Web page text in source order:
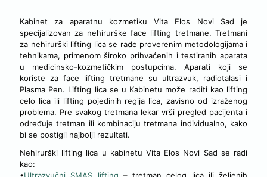
Kabinet za aparatnu kozmetiku Vita Elos Novi Sad je
specijalizovan za nehirurške face lifting tretmane. Tretmani
za nehirurški lifting lica se rade proverenim metodologijama i
tehnikama, primenom široko prihvaćenih i testiranih aparata
u medicinsko-kozmetičkim postupcima. Aparati koji se
koriste za face lifting tretmane su ultrazvuk, radiotalasi i
Plasma Pen. Lifting lica se u Kabinetu može raditi kao lifting
celo lica ili lifting pojedinih regija lica, zavisno od izraženog
problema. Pre svakog tretmana lekar vrši pregled pacijenta i
određuje tretman ili kombinaciju tretmana individualno, kako
bi se postigli najbolji rezultati.
Nehirurški lifting lica u kabinetu Vita Elos Novi Sad se radi
kao: